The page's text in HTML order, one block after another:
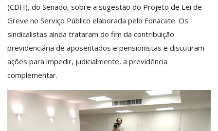
(CDH), do Senado, sobre a sugestão do Projeto de Lei de
Greve no Serviço Público elaborada pelo Fonacate. Os
sindicalistas ainda trataram do fim da contribuição
previdenciária de aposentados e pensionistas e discutiram
ações para impedir, judicialmente, a previdência
complementar.